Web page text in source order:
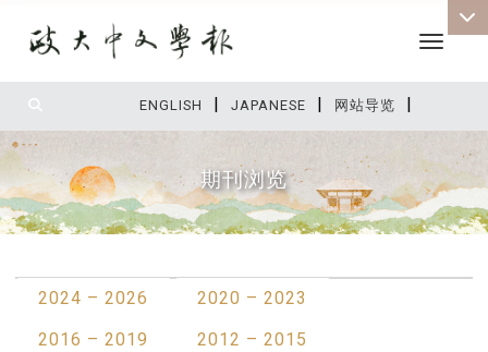
ENGLISH | JAPANESE | 网站导览 |
Toggle
期刊浏览
2024 – 2026
2020 – 2023
2016 – 2019
2012 – 2015